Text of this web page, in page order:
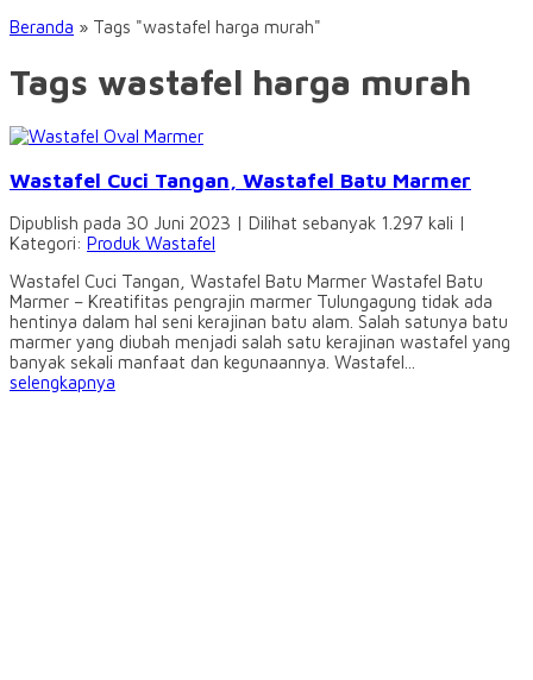
Beranda » Tags "wastafel harga murah"
Tags wastafel harga murah
Wastafel Cuci Tangan, Wastafel Batu Marmer
Dipublish pada 30 Juni 2023 | Dilihat sebanyak 1.297 kali |
Kategori: Produk Wastafel
Wastafel Cuci Tangan, Wastafel Batu Marmer Wastafel Batu
Marmer – Kreatifitas pengrajin marmer Tulungagung tidak ada
hentinya dalam hal seni kerajinan batu alam. Salah satunya batu
marmer yang diubah menjadi salah satu kerajinan wastafel yang
banyak sekali manfaat dan kegunaannya. Wastafel...
selengkapnya